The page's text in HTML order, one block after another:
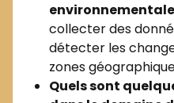
collecter des
détecter les
zones
Quels sont